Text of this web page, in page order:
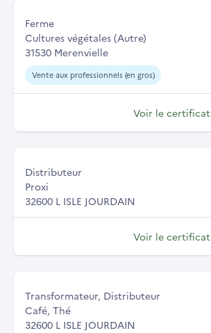
Ferme
Cultures végétales (Autre)
31530 Merenvielle
Vente aux professionnels (en gros)
Voir le certificat
Distributeur
Proxi
32600 L ISLE JOURDAIN
Voir le certificat
Transformateur, Distributeur
Café, Thé
32600 L ISLE JOURDAIN